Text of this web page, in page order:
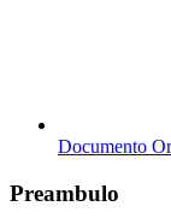
Documento
Preambulo